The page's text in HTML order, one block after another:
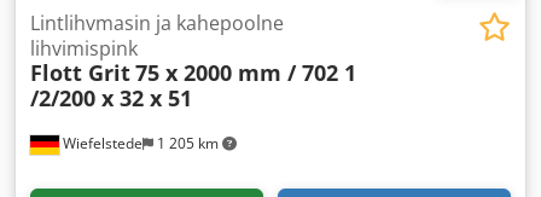
Wiefelstede 1 205 km
Lintlihvmasin ja kahepoolne
lihvimispink
Flott Grit75 x 2000 mm / 702 1
/2/200 x 32 x 51